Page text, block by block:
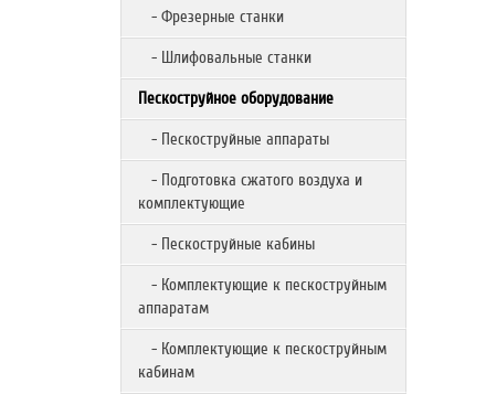
- Фрезерные станки
- Шлифовальные станки
Пескоструйное оборудование
- Пескоструйные аппараты
- Подготовка сжатого воздуха и
комплектующие
- Пескоструйные кабины
- Комплектующие к пескоструйным
аппаратам
- Комплектующие к пескоструйным
кабинам